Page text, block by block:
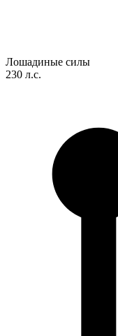
Лошадиные силы
230 л.с.